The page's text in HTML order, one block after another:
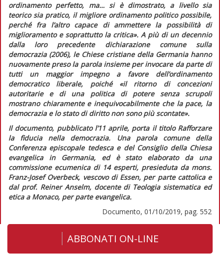
ordinamento perfetto, ma… si è dimostrato, a livello sia
teorico sia pratico, il migliore ordinamento politico possibile,
perché fra l’altro capace di ammettere la possibilità di
miglioramento e soprattutto la critica». A più di un decennio
dalla loro precedente dichiarazione comune sulla
democrazia (2006), le Chiese cristiane della Germania hanno
nuovamente preso la parola insieme per invocare da parte di
tutti un maggior impegno a favore dell’ordinamento
democratico liberale, poiché «il ritorno di concezioni
autoritarie e di una politica di potere senza scrupoli
mostrano chiaramente e inequivocabilmente che la pace, la
democrazia e lo stato di diritto non sono più scontate».
Il documento, pubblicato l’11 aprile, porta il titolo Rafforzare
la fiducia nella democrazia. Una parola comune della
Conferenza episcopale tedesca e del Consiglio della Chiesa
evangelica in Germania, ed è stato elaborato da una
commissione ecumenica di 14 esperti, presieduta da mons.
Franz-Josef Overbeck, vescovo di Essen, per parte cattolica e
dal prof. Reiner Anselm, docente di Teologia sistematica ed
etica a Monaco, per parte evangelica.
Documento, 01/10/2019, pag. 552
ABBONATI ON-LINE